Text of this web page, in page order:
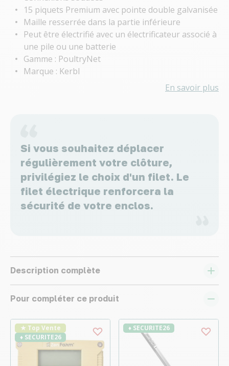
15 piquets Premium avec pointe double galvanisée
Maille resserrée dans la partie inférieure
Peut être électrifié avec un électrificateur associé à
une pile ou une batterie
Gamme : PoultryNet
Marque : Kerbl
En savoir plus
Si vous souhaitez déplacer
régulièrement votre clôture,
privilégiez le choix d'un filet. Le
filet électrique renforcera la
sécurité de votre enclos.
Description complète
Pour compléter ce produit
★ Top Vente
♦ SECURITE26
♦ SECURITE26